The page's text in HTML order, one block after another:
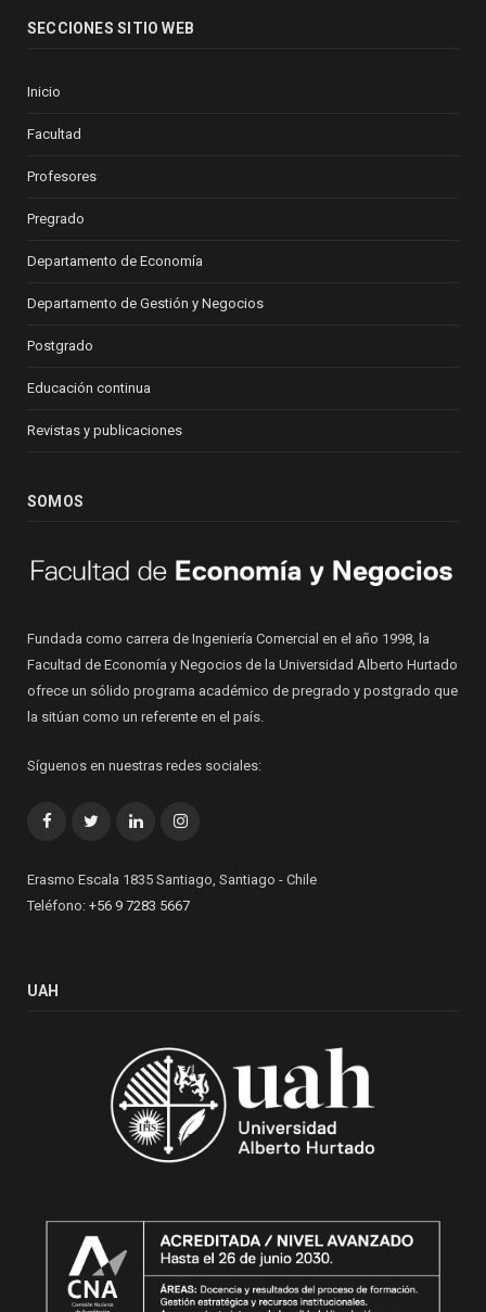
SECCIONES SITIO WEB
Inicio
Facultad
Profesores
Pregrado
Departamento de Economía
Departamento de Gestión y Negocios
Postgrado
Educación continua
Revistas y publicaciones
SOMOS
Fundada como carrera de Ingeniería Comercial en el año 1998, la
Facultad de Economía y Negocios de la Universidad Alberto Hurtado
ofrece un sólido programa académico de pregrado y postgrado que
la sitúan como un referente en el país.
Síguenos en nuestras redes sociales:
FacebookTwitterLinkedInInstagram
Erasmo Escala 1835 Santiago, Santiago - Chile
Teléfono: +56 9 7283 5667
UAH